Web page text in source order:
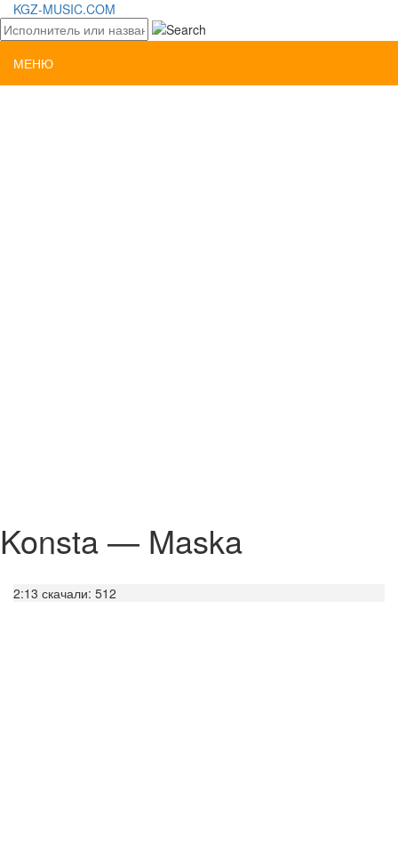
KGZ-MUSIC.COM
МЕНЮ
Konsta — Maska
2:13 скачали: 512